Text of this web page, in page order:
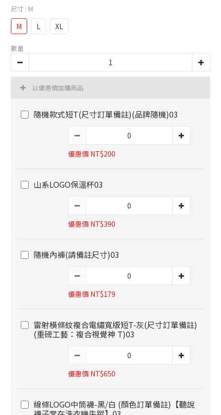
尺寸 : M
M L XL
數量
以優惠價加購商品
隨機款式短T(尺寸訂單備註)(品牌隨機)03
優惠價 NT$200
山系LOGO保溫杯03
優惠價 NT$390
隨機內褲(請備註尺寸)03
優惠價 NT$179
雷射橫條紋複合電繡寬版短T-灰(尺寸訂單備註)
(重磅工藝：複合視覺神 T)03
優惠價 NT$650
線條LOGO中筒襪-黑/白 (顏色訂單備註)【聽說